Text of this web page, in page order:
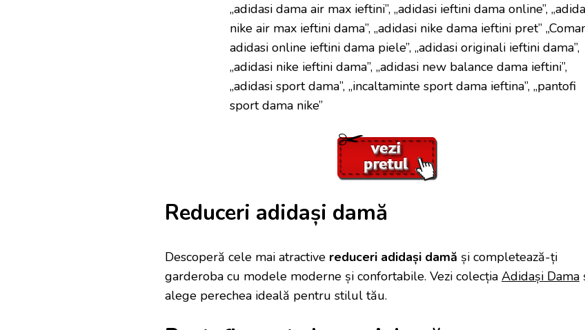
„adidasi dama air max ieftini”, „adidasi ieftini dama online”,
nike air max ieftini dama”, „adidasi nike dama ieftini pret”
adidasi online ieftini dama piele”, „adidasi originali ieftini dama”,
„adidasi nike ieftini dama”, „adidasi new balance dama ieftini”,
„adidasi sport dama”, „incaltaminte sport dama ieftina”, „pantofi
sport dama nike”
Reduceri adidași damă
Descoperă cele mai atractive reduceri adidași damă și completează-ți
garderoba cu modele moderne și confortabile. Vezi colecția Adidași Dama
alege perechea ideală pentru stilul tău.